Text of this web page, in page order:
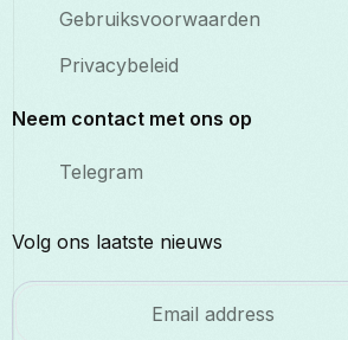
Gebruiksvoorwaarden
Privacybeleid
Neem contact met ons op
Telegram
Volg ons laatste nieuws